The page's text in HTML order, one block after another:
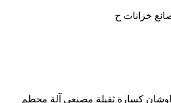
خزانات ح
كسارة ثقيلة مصنعي آلة محطم